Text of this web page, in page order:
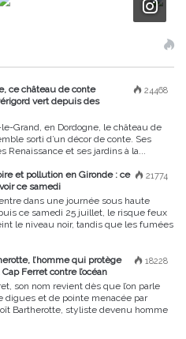
24468
ce château de conte
vert depuis des
Grand, en Dordogne, le château de
sorti d’un décor de conte. Ses
Renaissance et ses jardins à la...
21774
et pollution en Gironde : ce
ce samedi
dans une journée sous haute
ce samedi 25 juillet, le risque feux
le niveau noir, tandis que les fumées
18228
l’homme qui protège
Ferret contre l’océan
son nom revient dès que l’on parle
digues et de pointe menacée par
Bartherotte, styliste devenu homme